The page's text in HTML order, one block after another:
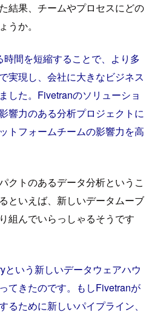
結果、チームやプロセスにどの
うか。
間を短縮することで、より多
実現し、会社に大きなビジネス
した。Fivetranのソリューショ
響力のある分析プロジェクトに
トフォームチームの影響力を高
クトのあるデータ分析というこ
といえば、新しいデータムーブ
組んでいらっしゃるそうです
いう新しいデータウェアハウ
てきたのです。もしFivetranが
るために新しいパイプライン、